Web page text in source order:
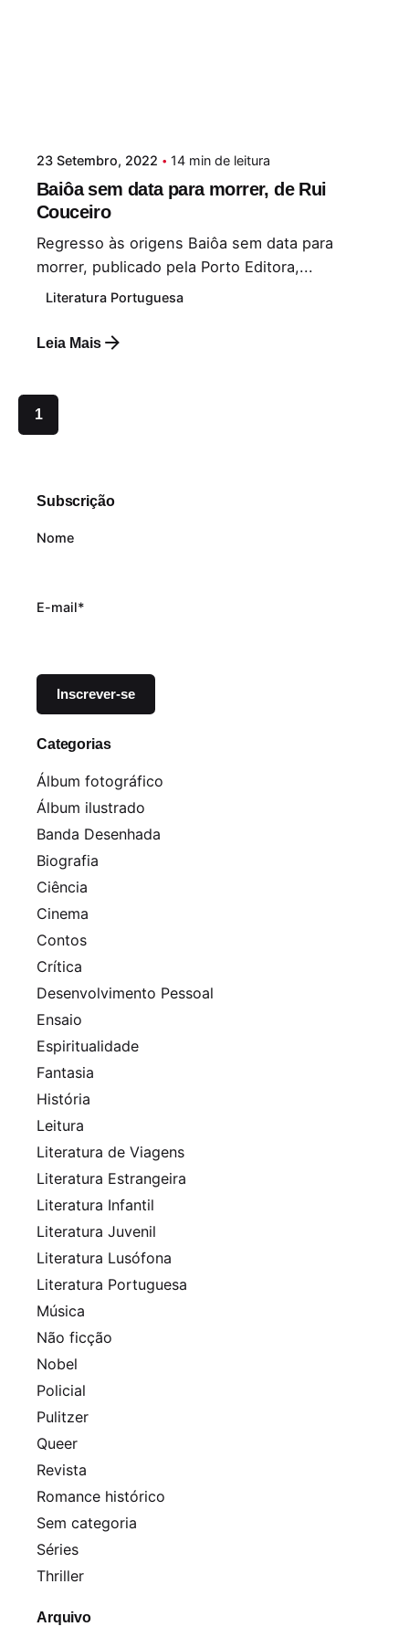
23 Setembro, 2022 14 min de leitura
Baiôa sem data para morrer, de Rui
Couceiro
Regresso às origens Baiôa sem data para
morrer, publicado pela Porto Editora,...
Literatura Portuguesa
Leia Mais
1
Subscrição
Nome
E-mail*
Categorias
Álbum fotográfico
Álbum ilustrado
Banda Desenhada
Biografia
Ciência
Cinema
Contos
Crítica
Desenvolvimento Pessoal
Ensaio
Espiritualidade
Fantasia
História
Leitura
Literatura de Viagens
Literatura Estrangeira
Literatura Infantil
Literatura Juvenil
Literatura Lusófona
Literatura Portuguesa
Música
Não ficção
Nobel
Policial
Pulitzer
Queer
Revista
Romance histórico
Sem categoria
Séries
Thriller
Arquivo